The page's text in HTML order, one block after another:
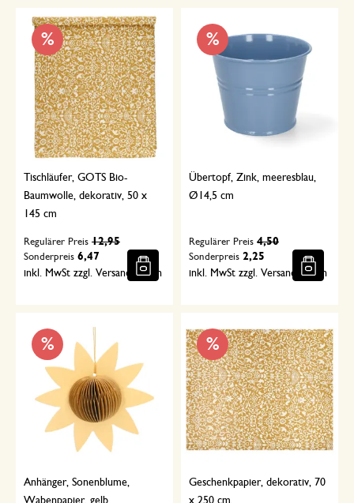
%
Tischläufer, GOTS Bio-
Baumwolle, dekorativ, 50 x
145 cm
Sonderpreis 6,47
Regulärer Preis 12,95
inkl. MwSt zzgl. Versandkosten
%
Übertopf, Zink, meeresblau,
Ø14,5 cm
Sonderpreis 2,25
Regulärer Preis 4,50
inkl. MwSt zzgl. Versandkosten
%
Anhänger, Sonenblume,
%
Geschenkpapier, dekorativ, 70